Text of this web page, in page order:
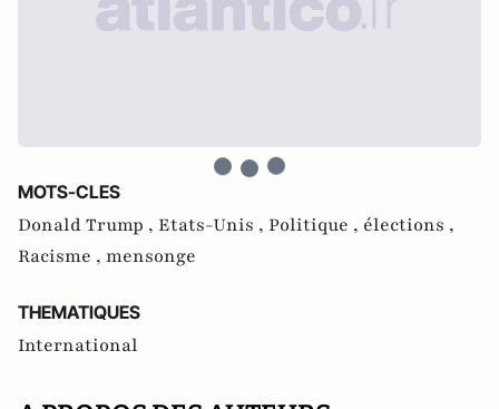
MOTS-CLES
Donald Trump , Etats-Unis , Politique , élections ,
Racisme , mensonge
THEMATIQUES
International